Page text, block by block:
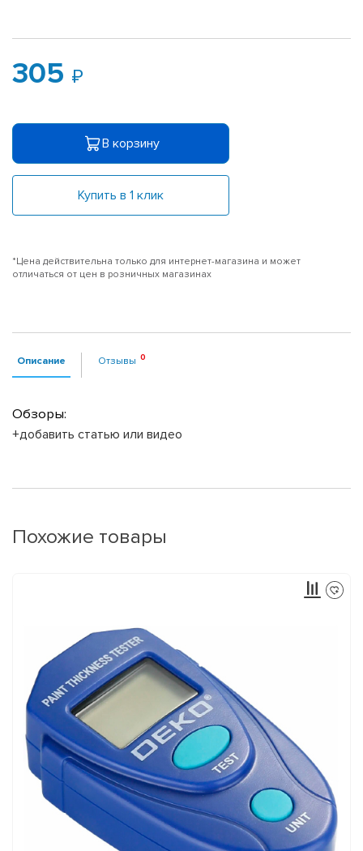
305
В корзину
Купить в 1 клик
*Цена действительна только для интернет-магазина и может
отличаться от цен в розничных магазинах
Описание Отзывы
Обзоры:
+добавить статью или видео
Похожие товары